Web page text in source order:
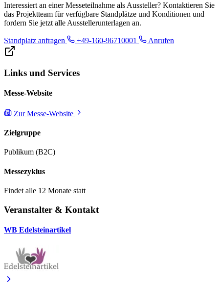
Interessiert an einer Messeteilnahme als Aussteller? Kontaktieren Sie
das Projektteam für verfügbare Standplätze und Konditionen und
fordern Sie jetzt alle Ausstellerunterlagen an.
Standplatz anfragen +49-160-96710001 Anrufen
Links und Services
Messe-Website
Zur Messe-Website
Zielgruppe
Publikum (B2C)
Messezyklus
Findet alle 12 Monate statt
Veranstalter & Kontakt
WB Edelsteinartikel